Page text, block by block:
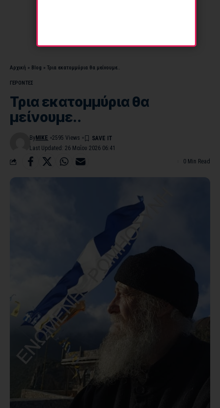
Αρχική » Blog » Τρια εκατομμύρια θα μείνουμε..
ΓΕΡΟΝΤΕΣ
Τρια εκατομμύρια θα
μείνουμε..
Last Updated: 26 Μαΐου 2026 06:41
By MIKE 2595 Views
0 Min Read